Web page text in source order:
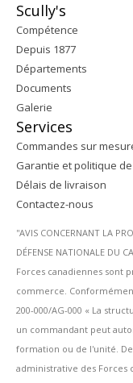
Scully's
Compétence
Depuis 1877
Départements
Documents
Galerie
Services
Commandes sur
Garantie et politique
Délais de livraison
Contactez-nous
''AVIS CONCERNANT LA
DÉFENSE NATIONALE DU
Forces canadiennes sont
commerce.
200-000/AG-000 « La
un commandant peut
formation ou de l'unité.
administrative des Forces